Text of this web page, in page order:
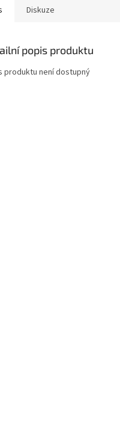
Diskuze
popis produktu
produktu není dostupný